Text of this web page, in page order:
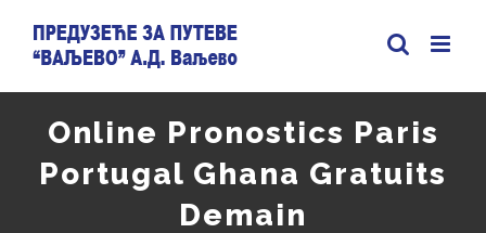
content
Online Pronostics Paris
Portugal Ghana Gratuits
Demain